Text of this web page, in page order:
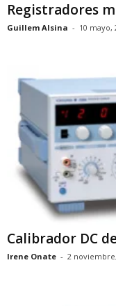
Registradores
Guillem Alsina - 10 mayo,
Calibrador DC
Irene Onate - 2